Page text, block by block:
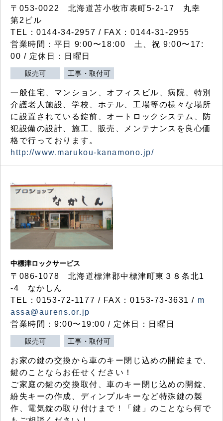
〒053-0022 北海道苫小牧市表町5-2-17 丸幸
第2ビル
TEL：0144-34-2957 / FAX：0144-31-2955
営業時間：平日 9:00〜18:00 土、祝 9:00〜17:
00 / 定休日：日曜日
販売可 工事・取付可
一般住宅、マンション、オフィスビル、病院、特別
介護老人施設、学校、ホテル、工場等の様々な場所
に設置されている錠前、オートロックシステム、防
犯設備の設計、施工、販売、メンテナンスを良心価
格で行っております。
http://www.marukou-kanamono.jp/
中標津ロックサービス
〒086-1078 北海道標津郡中標津町東３８条北1
-4 なかしん
TEL：0153-72-1177 / FAX：0153-73-3631 / m
assa@aurens.or.jp
営業時間：9:00〜19:00 / 定休日：日曜日
販売可 工事・取付可
お家の鍵の交換から車のキー閉じ込めの開錠まで、
鍵のことならお任せください！
ご家庭の鍵の交換取付、車のキー閉じ込めの開錠、
紛失キーの作成、ディンプルキーなど特殊鍵の製
作、電気錠の取り付けまで！「鍵」のことなら何で